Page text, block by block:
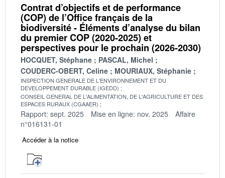
Contrat d’objectifs et de performance
(COP) de l’Office français de la
biodiversité - Éléments d’analyse du bilan
du premier COP (2020-2025) et
perspectives pour le prochain (2026-2030)
HOCQUET, Stéphane
PASCAL, Michel
COUDERC-OBERT, Celine
MOURIAUX, Stéphanie
INSPECTION GENERALE DE L'ENVIRONNEMENT ET DU
DEVELOPPEMENT DURABLE (IGEDD)
CONSEIL GENERAL DE L'ALIMENTATION, DE L'AGRICULTURE ET DES
ESPACES RURAUX (CGAAER)
Rapport: sept. 2025 Mise en ligne: nov. 2025
Affaire
n°016131-01
Accéder à la notice